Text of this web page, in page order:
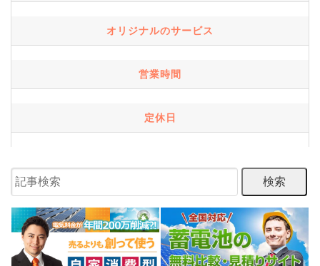
オリジナルのサービス
営業時間
定休日